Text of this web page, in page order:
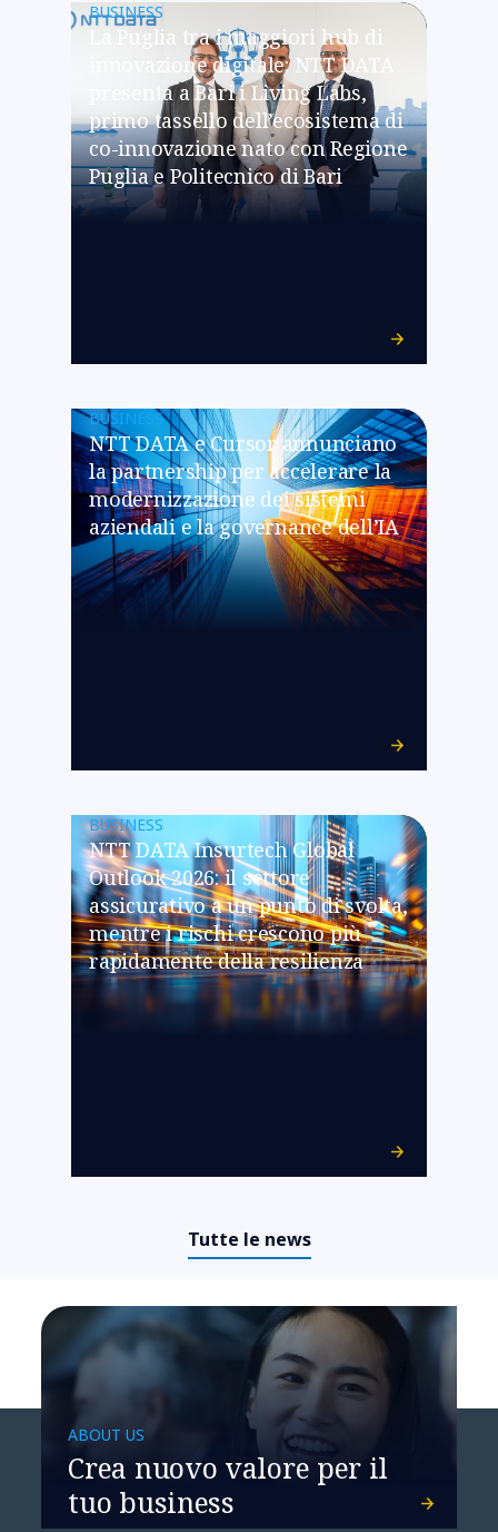
BUSINESS
La Puglia tra i maggiori hub di
innovazione digitale: NTT DATA
presenta a Bari i Living Labs,
primo tassello dell’ecosistema di
co-innovazione nato con Regione
Puglia e Politecnico di Bari
BUSINESS
NTT DATA e Cursor annunciano
la partnership per accelerare la
modernizzazione dei sistemi
aziendali e la governance dell’IA
BUSINESS
NTT DATA Insurtech Global
Outlook 2026: il settore
assicurativo a un punto di svolta,
mentre i rischi crescono più
rapidamente della resilienza
Tutte le news
ABOUT US
Crea nuovo valore per il
tuo business